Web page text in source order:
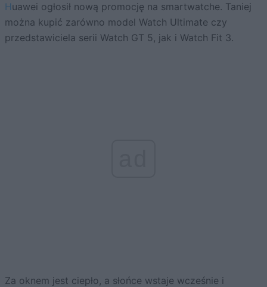
Huawei ogłosił nową promocję na smartwatche. Taniej
można kupić zarówno model Watch Ultimate czy
przedstawiciela serii Watch GT 5, jak i Watch Fit 3.
Za oknem jest ciepło, a słońce wstaje wcześnie i